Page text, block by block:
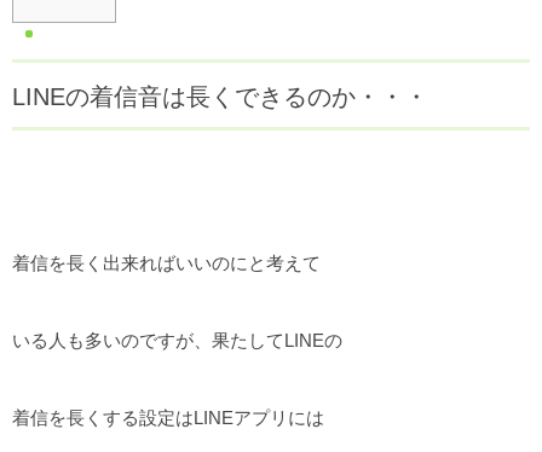
LINEの着信音は長くできるのか・・・
着信を長く出来ればいいのにと考えて
いる人も多いのですが、果たしてLINEの
着信を長くする設定はLINEアプリには